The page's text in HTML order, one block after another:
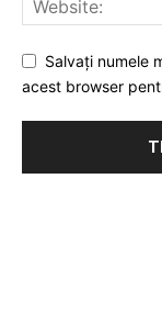
Salvați numele
acest browser